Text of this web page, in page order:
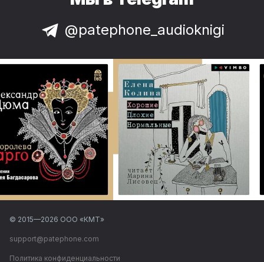
@patephone_audioknigi
© 2015—2026 ООО «КМТ»
support@patephone.com
Политика конфиденциальности